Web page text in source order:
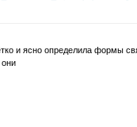
и ясно определила формы